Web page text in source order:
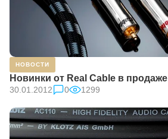
НОВОСТИ
Новинки от Real Cable в продаже
30.01.2012 0 1299